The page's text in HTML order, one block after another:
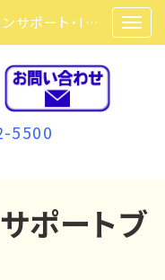
株式会社ベンハウス｜姫路でパソコンサポート・ITサポート・ITセキュリティ・複合機・ビジネスフォンなら弊社にお任せ
5500
ポートブ